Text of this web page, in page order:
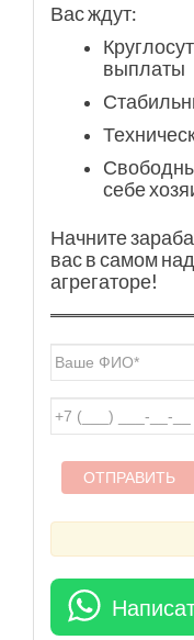
Вас ждут:
выплаты
себе
Начните
вас в самом
агрегаторе!